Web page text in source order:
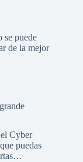
se puede
de la mejor
Cyber
puedas